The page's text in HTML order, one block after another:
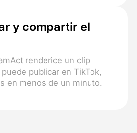
y compartir el
renderice un clip
publicar en TikTok,
en menos de un minuto.